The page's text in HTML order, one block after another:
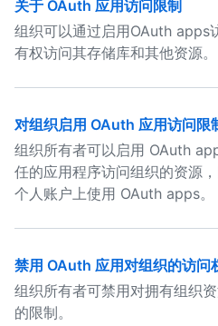
关于 OAuth 应用访问限制
组织可以通过启用OAuth apps
有权访问其存储库和其他资源。
对组织启用 OAuth 应用访问限
组织所有者可以启用 OAuth
任的应用程序访问组织的资源
个人账户上使用 OAuth apps。
禁用 OAuth 应用对组织的访问
组织所有者可禁用对拥有组织
的限制。